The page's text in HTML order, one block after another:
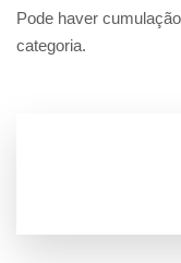
Pode haver
categoria.